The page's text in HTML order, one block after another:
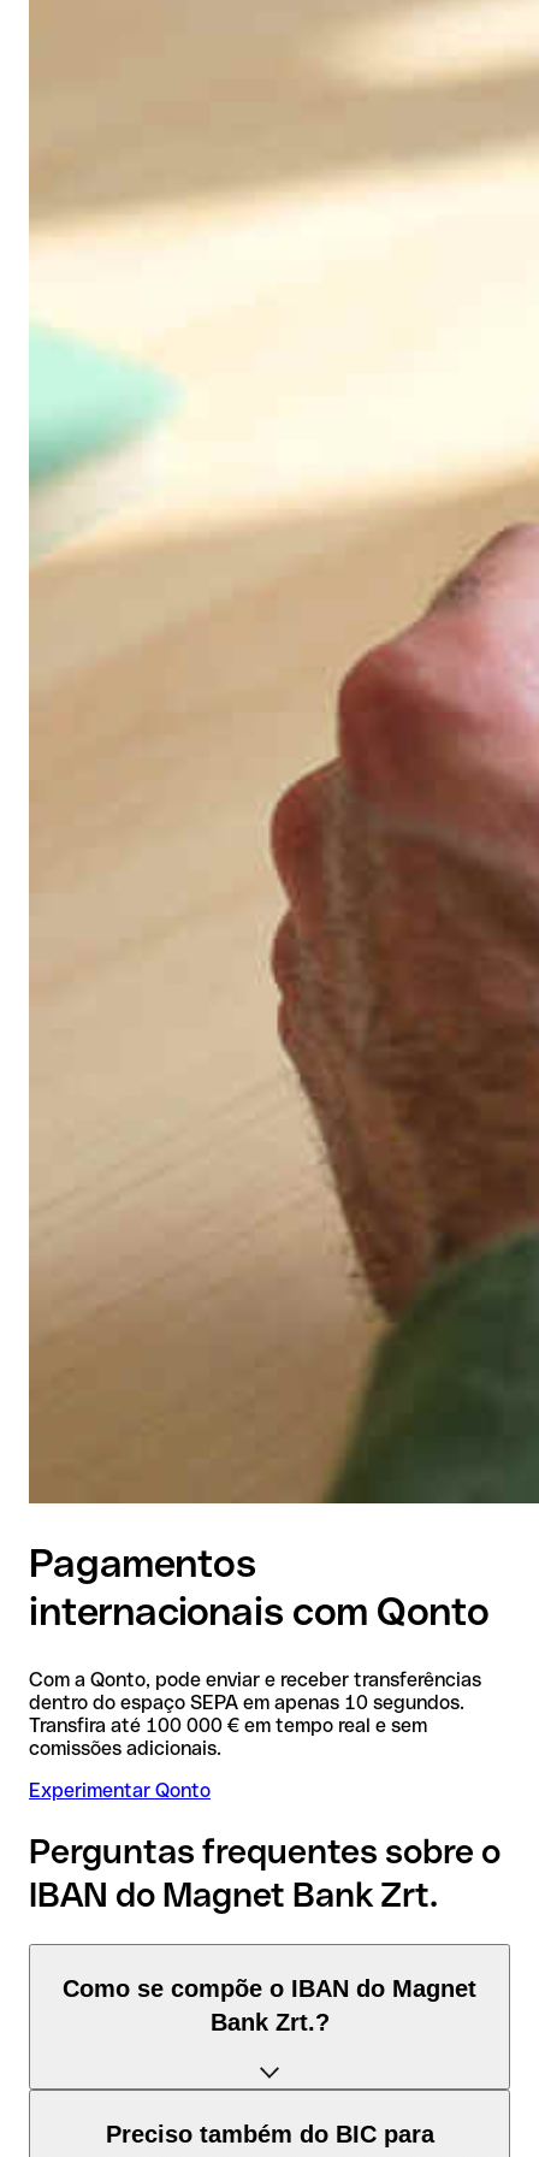
Pagamentos
internacionais com Qonto
Com a Qonto, pode enviar e receber transferências
dentro do espaço SEPA em apenas 10 segundos.
Transfira até 100 000 € em tempo real e sem
comissões adicionais.
Experimentar Qonto
Perguntas frequentes sobre o
IBAN do Magnet Bank Zrt.
Como se compõe o IBAN do Magnet
Bank Zrt.?
composto por três elementos:
Preciso também do BIC para